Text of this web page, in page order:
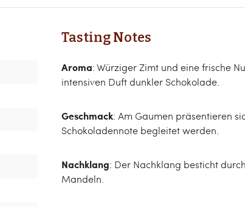
Tasting Notes
Aroma: Würziger Zimt und eine frische
intensiven Duft dunkler Schokolade.
Geschmack: Am Gaumen präsentieren
Schokoladennote begleitet werden.
Nachklang: Der Nachklang besticht
Mandeln.